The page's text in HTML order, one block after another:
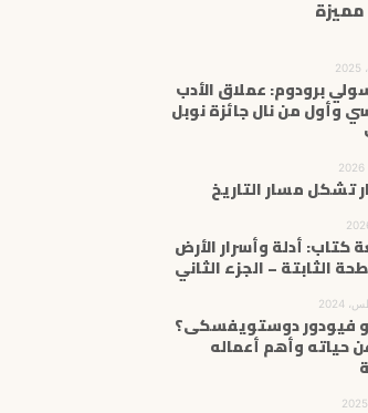
برودوم: عملاق الأدب
وأول من نال جائزة نوبل
تشكل مسار التاريخ
كتاب: أدلة وأسرار الأرض
الثابتة – الجزء الثاني
فيودور دوستويفسكى؟
حياته وأهم أعماله